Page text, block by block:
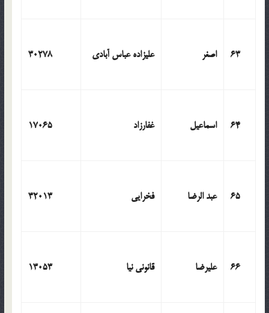
63 اصغر علیزاده عباس آبادی 30278
64 اسماعیل غفارزاد 17065
65 عبد الرضا فخرایی 32013
66 علیرضا قانونی نیا 13053